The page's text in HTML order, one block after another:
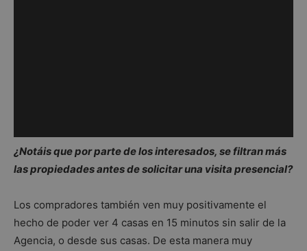
¿Notáis que por parte de los interesados, se filtran más
las propiedades antes de solicitar una visita presencial?
Los compradores también ven muy positivamente el
hecho de poder ver 4 casas en 15 minutos sin salir de la
Agencia, o desde sus casas. De esta manera muy